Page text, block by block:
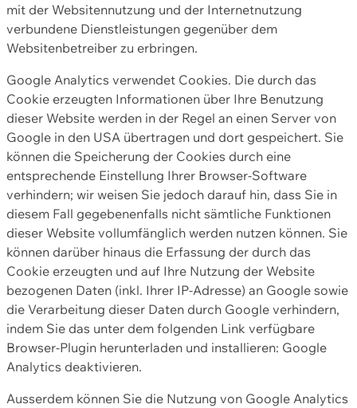
mit der Websitennutzung und der Internetnutzung
verbundene Dienstleistungen gegenüber dem
Websitenbetreiber zu erbringen.
Google Analytics verwendet Cookies. Die durch das
Cookie erzeugten Informationen über Ihre Benutzung
dieser Website werden in der Regel an einen Server von
Google in den USA übertragen und dort gespeichert. Sie
können die Speicherung der Cookies durch eine
entsprechende Einstellung Ihrer Browser-Software
verhindern; wir weisen Sie jedoch darauf hin, dass Sie in
diesem Fall gegebenenfalls nicht sämtliche Funktionen
dieser Website vollumfänglich werden nutzen können. Sie
können darüber hinaus die Erfassung der durch das
Cookie erzeugten und auf Ihre Nutzung der Website
bezogenen Daten (inkl. Ihrer IP-Adresse) an Google sowie
die Verarbeitung dieser Daten durch Google verhindern,
indem Sie das unter dem folgenden Link verfügbare
Browser-Plugin herunterladen und installieren: Google
Analytics deaktivieren.
Ausserdem können Sie die Nutzung von Google Analytics